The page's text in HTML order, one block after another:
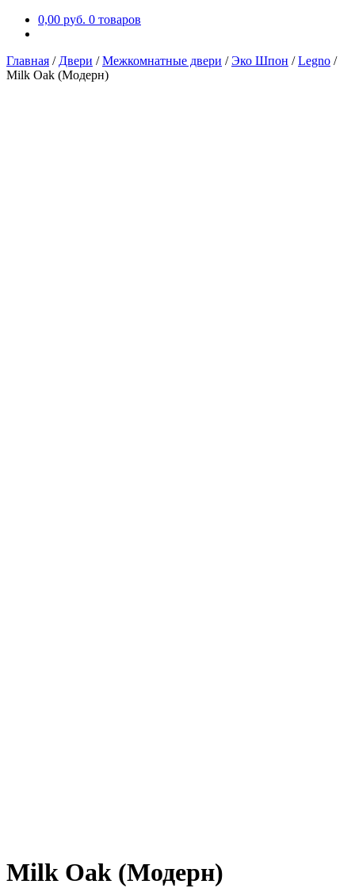
0,00 руб. 0 товаров
Главная / Двери /Межкомнатные двери /Эко Шпон /Legno /
Milk Oak (Модерн)
Milk Oak (Модерн)